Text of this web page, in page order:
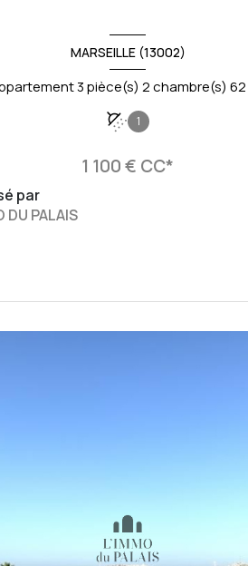
MARSEILLE (13002)
1
1 100 € CC*
par
DU PALAIS